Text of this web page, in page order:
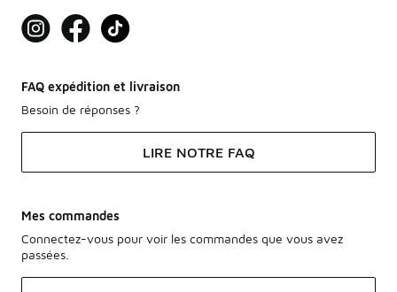
FAQ expédition et livraison
Besoin de réponses ?
LIRE NOTRE FAQ
Mes commandes
Connectez-vous pour voir les commandes que vous avez
passées.